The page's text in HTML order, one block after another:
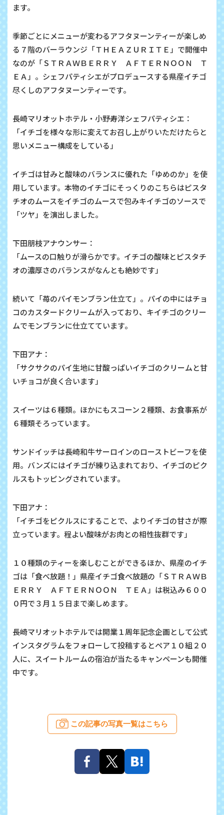
ます。
季節ごとにメニューが変わるアフタヌーンティーが楽しめ
る７階のバーラウンジ「ＴＨＥＡＺＵＲＩＴＥ」で開催中
なのが「ＳＴＲＡＷＢＥＲＲＹ ＡＦＴＥＲＮＯＯＮ Ｔ
ＥＡ」。シェフパティシエがプロデュースする県産イチゴ
尽くしのアフタヌーンティーです。
長崎マリオットホテル・小野寿洋シェフパティシエ：
「イチゴを様々な形に変えてお召し上がりいただけたらと
思いメニュー構成をしている」
イチゴは甘みと酸味のバランスに優れた「ゆめのか」を使
用しています。本物のイチゴにそっくりのこちらはピスタ
チオのムースをイチゴのムースで包みキイチゴのソースで
「ツヤ」を演出しました。
下田朋枝アナウンサー：
「ムースの口触りが滑らかです。イチゴの酸味とピスタチ
オの濃厚さのバランスがなんとも絶妙です」
続いて「苺のパイモンブラン仕立て」。パイの中にはチョ
コのカスタードクリームが入っており、キイチゴのクリー
ムでモンブランに仕立てています。
下田アナ：
「サクサクのパイ生地に甘酸っぱいイチゴのクリームと甘
いチョコが良く合います」
スイーツは６種類。ほかにもスコーン２種類、お食事系が
６種類そろっています。
サンドイッチは長崎和牛サーロインのローストビーフを使
用。バンズにはイチゴが練り込まれており、イチゴのピク
ルスもトッピングされています。
下田アナ：
「イチゴをピクルスにすることで、よりイチゴの甘さが際
立っています。程よい酸味がお肉との相性抜群です」
１０種類のティーを楽しむことができるほか、県産のイチ
ゴは「食べ放題！」県産イチゴ食べ放題の「ＳＴＲＡＷＢ
ＥＲＲＹ ＡＦＴＥＲＮＯＯＮ ＴＥＡ」は税込み６００
０円で３月１５日まで楽しめます。
長崎マリオットホテルでは開業１周年記念企画として公式
インスタグラムをフォローして投稿するとペア１０組２０
人に、スイートルームの宿泊が当たるキャンペーンも開催
中です。
この記事の写真一覧はこちら